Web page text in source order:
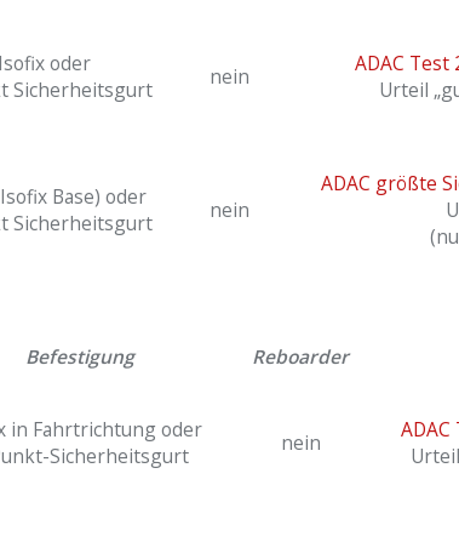
Isofix oder
Sicherheitsgurt
nein
ADAC
Urteil
Base) oder
Sicherheitsgurt
nein
ADAC größte
Befestigung Reboarder
in Fahrtrichtung oder
Sicherheitsgurt
nein